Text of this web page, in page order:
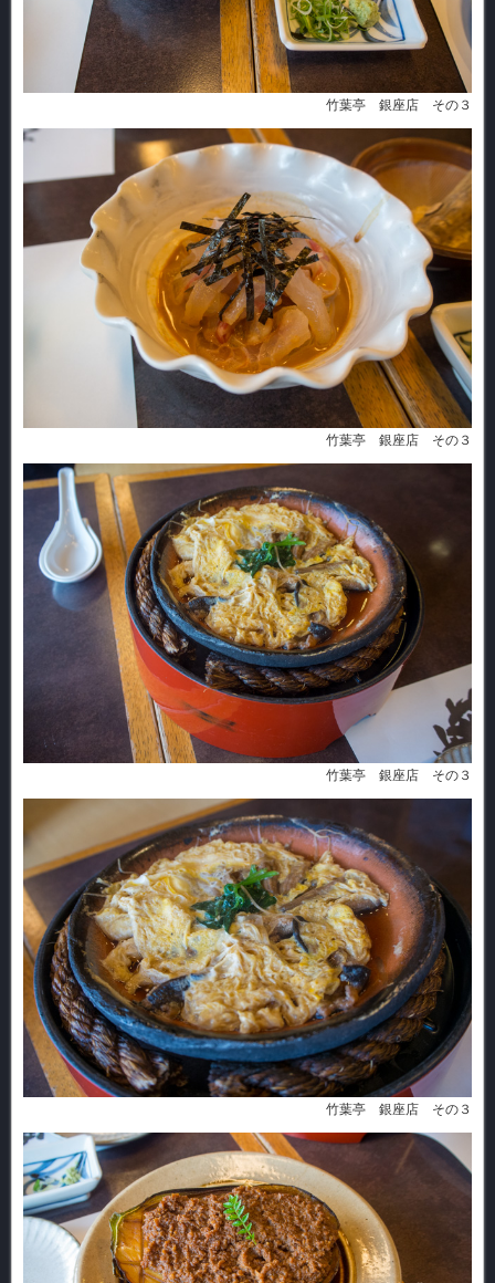
竹葉亭 銀座店 その３
竹葉亭 銀座店 その３
竹葉亭 銀座店 その３
竹葉亭 銀座店 その３